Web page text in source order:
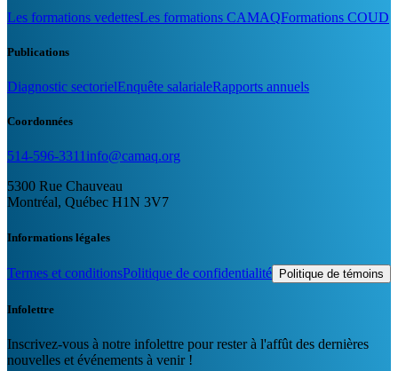
Les formations vedettesLes formations CAMAQFormations COUD
Publications
Diagnostic sectorielEnquête salarialeRapports annuels
Coordonnées
514-596-3311 info@camaq.org
5300 Rue Chauveau
Montréal, Québec H1N 3V7
Informations légales
Termes et conditionsPolitique de confidentialité Politique de témoins
Infolettre
Inscrivez-vous à notre infolettre pour rester à l'affût des dernières
nouvelles et événements à venir !